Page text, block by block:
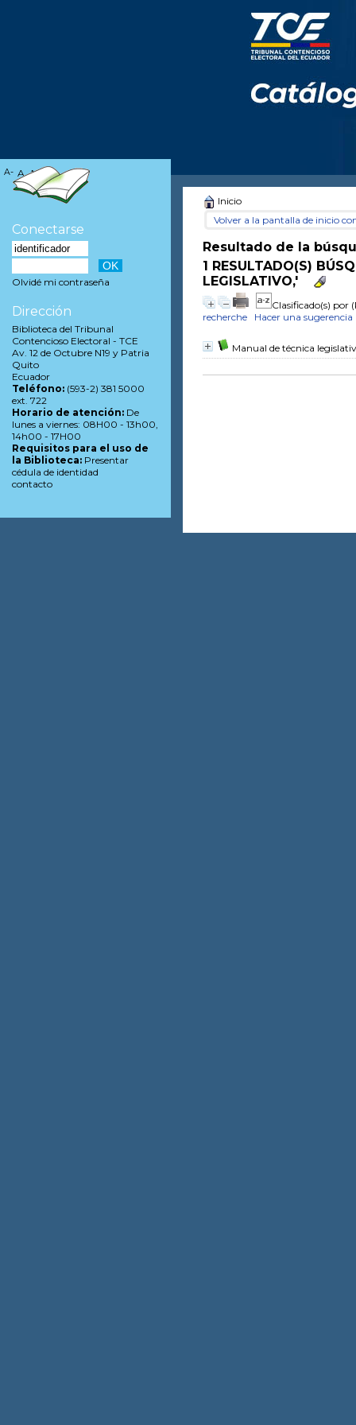
Inicio
Volver a la pantalla de inicio
Resultado de la
1 RESULTADO(S)
LEGISLATIVO,'
Clasificado(s) por
recherche
Hacer una sugerencia
Manual de técnica
A- A A+
Conectarse
Olvidé mi contraseña
Dirección
Biblioteca del Tribunal
Contencioso Electoral - TCE
Av. 12 de Octubre N19 y Patria
Quito
Ecuador
Teléfono: (593-2) 381 5000
ext. 722
Horario de atención: De
lunes a viernes: 08H00 - 13h00,
14h00 - 17H00
Requisitos para el uso de
la Biblioteca: Presentar
cédula de identidad
contacto